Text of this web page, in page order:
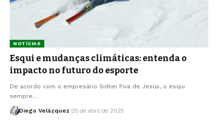
NOTÍCIAS
Esqui e mudanças climáticas: entenda o
impacto no futuro do esporte
De acordo com o empresário Sidnei Piva de Jesus, o esqui
sempre…
Diego Velázquez 25 de abril de 2025